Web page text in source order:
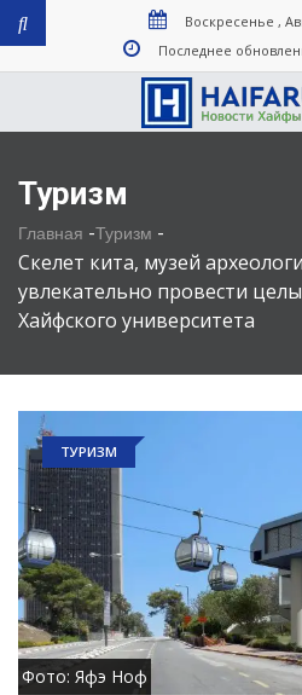
Воскресенье ,
Последнее
Туризм
Главная -Туризм -
Скелет кита, музей
увлекательно провести
Хайфского университета
ТУРИЗМ
Фото: Яфэ Ноф